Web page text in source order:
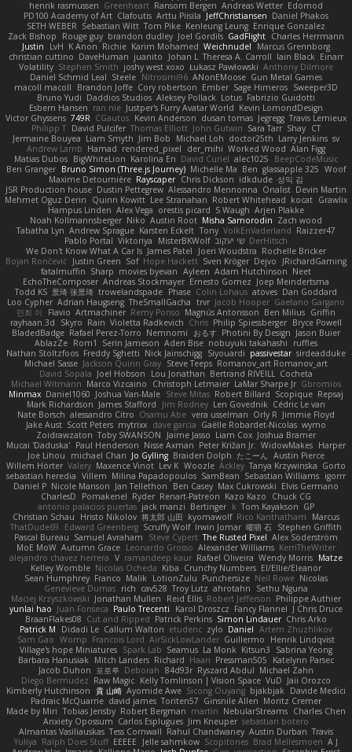
henrik rasmussen Greenheart Ransom Bergen Andreas Wetter Edomod
PD100 Academy of Art Clafoutis Arttu Piisila JeffChristiansen Daniel Phakos
SETH WEBER Sebastian Witt Tom Pike Kenleung Leung Enrique Gonzalez
Zack Bishop
Rouge guy brandon dudley Joel Gordils GadFlight Charles Herrmann
Justin
LvH K Anon Richie Karim Mohamed Weichnudel
Marcus Grennborg
christian cuttino DaveHuman juanito Johan L Theresa A. Carroll Iain Black Einarr
Volatility Stephen Smith joshy west xoxo Łukasz Pawłowski Anthony Dilmore
Daniel Schmid Leal Steele Nitrosimi96 ANonEMoose Gun Metal Games
macoll macoll
Brandon Joffe Cory robertson Ember Sage Himeros Sweeper3D
Bruno Yudi Daddios Studios Aleksey Pollack Lotus Fabrizio Guidotti
Esbern Hansen ran nie Justper's Furry Avatar World Kevin LomondDesign
Victor Ghyssens 749R CGautos Kevin Anderson dusan tomas Jegregg Travis Lemieux
Philipp T David Pulcifer Thomas Elliott John Gutwin Sara Tarr Shay CT
Jermaine Bouyea Liam Smyth Jim Bob Michael Loh doctor25th Larry Jenkins sv
Andrew Lamb Hamad rendered_pixel der_mihi Worked Wood Alan Figg
Matias Dubos BigWhiteLion Karolina En David Curiel alec1025
BeepCodeMusic
Ben Granger Bruno Simon (Three.js Journey) Michelle Ma Ben glassapple 325 Woof
Maxime Detournière Rayscaper Chris Dickson idkdude 성익 김
JSR Production house Dustin Pettegrew Alessandro Mennonna Onalist Devin Martin
Mehmet Oguz Derin
Quinn Kowitt Lee Stranahan Robert Whitehead kocat Grawlix
Hampus Linden Alex Vega orestis picard S Waugh Arjen Plakke
Noah Kollmannsberger Niko Austin Root Misha Samorodin Zach wood
Tabatha Lyn Andrew Sprague Karsten Eckelt Tony VolkEnVaderland Raizzer47
Pablo Portal Viktoriya MisterBKWolf שי יעקוב DerHitsch
We Don't Know What A Car Is James Patel Joeri Woudstra Rochelle Bricker
Bojan Rončević Justin Green Sof Hope Hackett Sven Kröger Dejvo
JRichardGaming
fatalmuffin Sharp movies byevan Ayleen Adam Hutchinson Neet
EchoTheComposer Andreas Stockmayer Ernesto Gomez Joep Meindertsma
Todd KS 景琦 张景琦 trowelandspade Phase Colin Lohaus atoves Dan Goddard
Loo Cypher Adrian Haugseng TheSmallGacha trvr Jacob Hooper Gaetano Gargano
민희 이
Flavio Artmachiner Remy Ponso Magnús Antonsson Ben Milius Griffin
rayhaan.3d
Skyro Rain Violetta Radkevich Chris Philip Spiessberger Bryce Powell
BladedBadge Rafael Perez-Torro Nemnomi おるす Photini By Design Jason Buier
AblazZe Rom1 Serin Jameson Aden Bise nobuyuki takahashi
ruffles
Nathan Stoltzfoos Freddy Sghetti Nick Jainschigg Siyouardi passivestar sirdeadduke
Michael Sasse Jackson Quinn Gray Steve Teeps Romanov_art Romanov_art
David Sopala Joel Hobson Lou Jonathan Bertrand RIVEILL Cocheta
Michael Witmann Marco Vizcaino Christoph Letmaier LaMar Sharpe Jr Gbromios
Minmax Daniel1060 Joshua Van-Male Steve Mitas Robert Billard Scopique Repsaj
Mark Richardson James Stafford Jim Rodney Len Govednik Cédric Le van
Nate Borsch alessandro Citro Osamu Abe vera usselman Orly R Jimmie Floyd
Jake Aust Scott Peters mytrixx dave garcia Gaëlle Robardet-Nicolas wymo
Zoidrawzaton Toby SWANSON Jaime Jasso Liam Cox Joshua Bramer
Mucai 'Daduska' Paul Henderson Nisse Axman Peter Križan Jr. WidowMakes Harper
Joe Lihou
michael Chan Jo Gylling Braiden Dolph たこーん Austin Pierce
Willem Hörter Valery Maxence Vinot Lev K Woozle Ackley Tanya Krzywinska Gorto
sebastian heredia Villem Milina Papadopoulos SamBean Sebastian Williams igorrr
Daniel P Nicole Manson Jan Tellethon Ben Casey Max Cukrowski Elvis Germano
CharlesD
Pomakenel Ryder Renart-Patreon Kazo Kazo
Chuck CG
antonio palacios puertas jack manzi Bertinger k Tom Kayakson GP
Christian Schau
Hristo Nikolov 将太郎 山田 kyomawolf Rico Kanthatham
Marcus
ThatDude69
Edward Greenberg Scruffy Wolf Irwin Jomar 曜萌 石 Stephen Griffith
Pascal Bureau Samuel Avraham Steve Cypert The Rusted Pixel Alex Söderström
MoE MoW Autumn Grace Leonardo Grosso Alexander Williams KerriTheWriter
alejandro chavez herrera V ramandeep kaur Rafael Oliveira Wendy Morris Matze
Kelley Womble Nicolas Ocheda Kiba Crunchy Numbers El/Ellie/Eleanor
Sean Humphrey Franco Malik LotionZulu Punchersize Neil Rowe Nicolas
Genevieve Dumas rich cav528 Troy Lutz ahrotahn
Sethu Nguna
Maciej Krzyszkowski Jonathan Mullen Reid Ellis Robert Jefferson Philippe Authier
yunlai hao Juan Fonseca Paulo Trecenti Karol Droszcz Fancy Flannel J Chris Druce
BraanFlakes08 Cut and Ripped Patrick Perkins Simon Lindauer Chris Arko
Patrick M
Didadi Le Callum Walton etudenc zylo Daniel Artem Zhuzhlikov
Sam Gao Womp Francois Lord AirSickLowLander Guillermo
Henrik Lindqvist
Village's hope Miniatures Spark Lab Seamus La Monk Kitsun3
Sabrina Yeong
Barbara Hanusiak Mitch Landers Richard Haan Pressman505
Katelynn Parsec
Jacob Duhon 포로루 Deborah 84d93r Ryszard Abdul Michael Zahn
Diego Bermudez Raw Magic Kelly Tomlinson | Vision Space VuD Jaii Orozco
Kimberly Hutchinson 貴 山崎 Ayomide Awe Sicong Ouyang bjakbjak Davide Medici
Padraic McQuarrie david james Toriten57 Ginsnile Allen Moritz Cremer
Made by Miri Tobias Jensby Robert Bergman martin NebularStreams Charles Chen
Anxiety Opossum Carlos Esplugues Jim Kneuper sebastian botero
Almantas Vasiliauskas Tess Cornwall Rahul Chandwaney Austin Durban Travis
Yuliya Ralph Does Stuff EEEEE Jelle sahmkow Scopitones Brad Mellesmoen A J